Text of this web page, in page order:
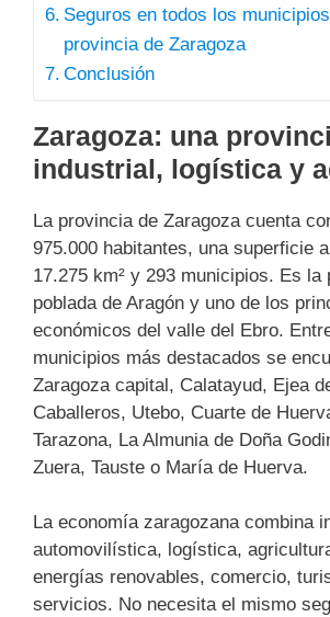
Seguros en todos los
provincia de Zaragoza
Conclusión
Zaragoza: una
industrial, logística y
La provincia de Zaragoza cuenta
975.000 habitantes, una superficie
17.275 km² y 293 municipios. Es la
poblada de Aragón y uno de los
económicos del valle del Ebro.
municipios más destacados se
Zaragoza capital, Calatayud, Ejea
Caballeros, Utebo, Cuarte de
Tarazona, La Almunia de Doña
Zuera, Tauste o María de Huerva.
La economía zaragozana combina
automovilística, logística,
energías renovables, comercio,
servicios. No necesita el mismo